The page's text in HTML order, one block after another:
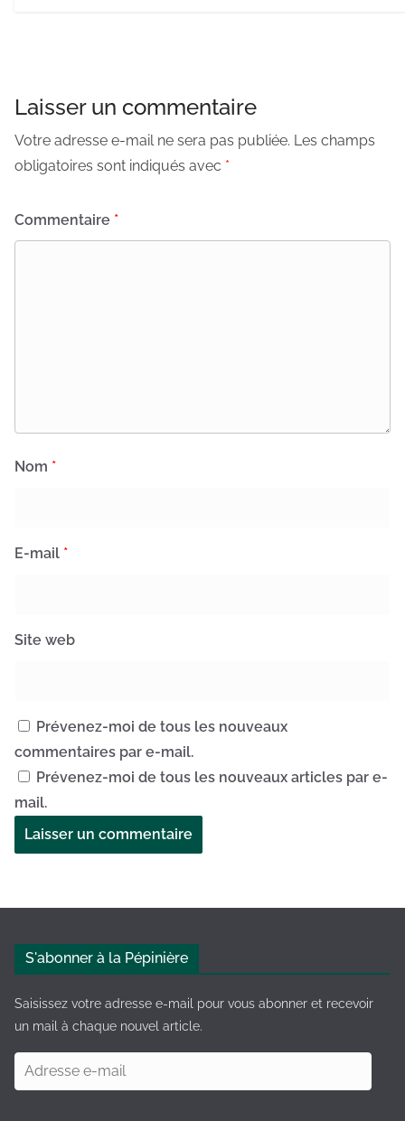
Laisser un commentaire
Votre adresse e-mail ne sera pas publiée. Les champs
obligatoires sont indiqués avec *
Commentaire *
Nom *
E-mail *
Site web
Prévenez-moi de tous les nouveaux
commentaires par e-mail.
Prévenez-moi de tous les nouveaux articles par e-
mail.
e
v
S'abonner à la Pépinière
Saisissez votre adresse e-mail pour vous abonner et recevoir
un mail à chaque nouvel article.
d